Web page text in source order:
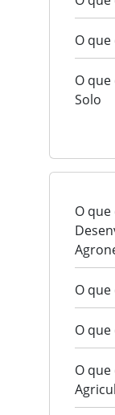
O
O
Solo
O
O
O
O que